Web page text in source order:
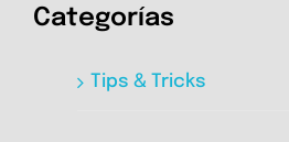
Categorías
Tips & Tricks